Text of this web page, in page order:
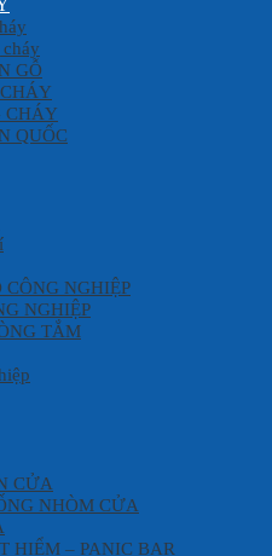
GỖ
CHÁY
QUỐC
CÔNG NGHIỆP
NGHIỆP
TẮM
CỬA
NHÒM CỬA
HIỂM – PANIC BAR